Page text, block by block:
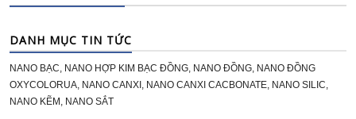
DANH MỤC TIN TỨC
NANO BẠC, NANO HỢP KIM BẠC ĐỒNG, NANO ĐỒNG, NANO ĐỒNG
OXYCOLORUA, NANO CANXI, NANO CANXI CACBONATE, NANO SILIC,
NANO KẼM, NANO SẮT